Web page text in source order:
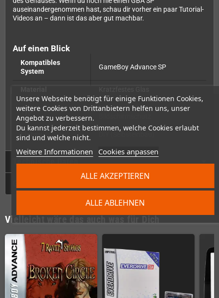
Unsere Webseite benötigt für einige Funktionen Cookies,
weitere Cookies von Drittanbietern helfen uns, unser
Angebot zu verbessern.
Du kannst jederzeit bestimmen, welche Cookies erlaubt
sind und welche nicht.
Weitere Informationen Cookies anpassen
ALLE ABLEHNEN
ALLE AKZEPTIEREN
auseinandergenommen hast, schau dir vorher ein paar Tutorial-
Videos an – dann ist das aber gut machbar.
Auf einen Blick
Kompatibles
System
GameBoy Advance SP
Typ
Displayscheibe /
Einbau
Technische Daten
Vielleicht wäre das auch was für Dich